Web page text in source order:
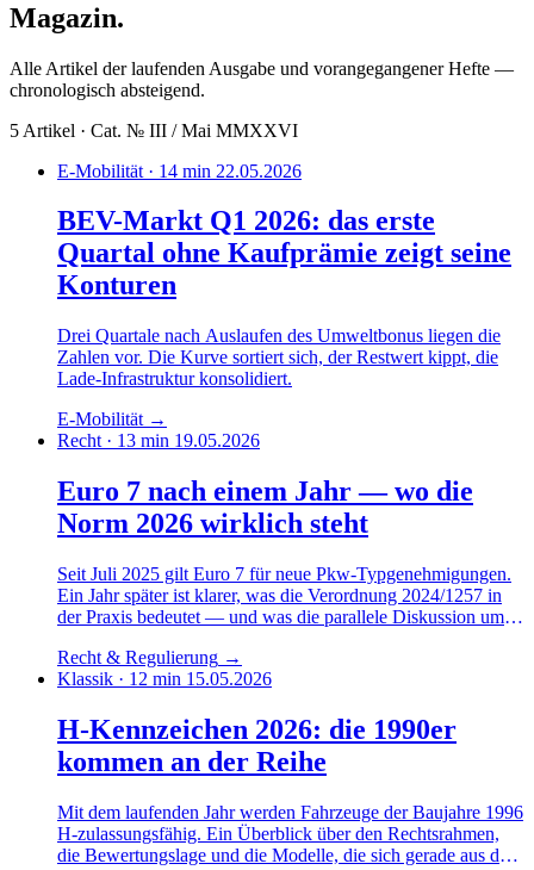
Magazin.
Alle Artikel der laufenden Ausgabe und vorangegangener Hefte —
chronologisch absteigend.
5 Artikel · Cat. № III / Mai MMXXVI
E-Mobilität · 14 min 22.05.2026
BEV-Markt Q1 2026: das erste
Quartal ohne Kaufprämie zeigt seine
Konturen
Drei Quartale nach Auslaufen des Umweltbonus liegen die
Zahlen vor. Die Kurve sortiert sich, der Restwert kippt, die
Lade-Infrastruktur konsolidiert.
E-Mobilität →
Recht · 13 min 19.05.2026
Euro 7 nach einem Jahr — wo die
Norm 2026 wirklich steht
Seit Juli 2025 gilt Euro 7 für neue Pkw-Typgenehmigungen.
Ein Jahr später ist klarer, was die Verordnung 2024/1257 in
der Praxis bedeutet — und was die parallele Diskussion um
Recht & Regulierung →
Klassik · 12 min 15.05.2026
H-Kennzeichen 2026: die 1990er
kommen an der Reihe
Mit dem laufenden Jahr werden Fahrzeuge der Baujahre 1996
H-zulassungsfähig. Ein Überblick über den Rechtsrahmen,
die Bewertungslage und die Modelle, die sich gerade aus dem